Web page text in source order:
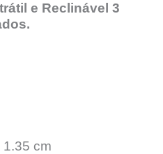
e Reclinável 3
cm